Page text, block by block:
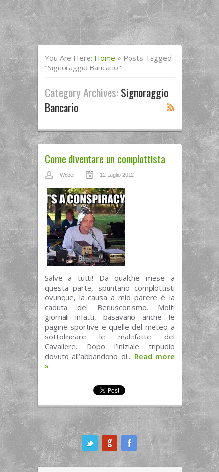
You Are Here: Home » Posts Tagged
"signoraggio Bancario"
Category Archives:Signoraggio
Bancario
Come diventare un complottista
Weber 12 Luglio 2012
Salve a tutti! Da qualche mese a
questa parte, spuntano complottisti
ovunque, la causa a mio parere è la
caduta del Berlusconismo. Molti
giornali infatti, basavano anche le
pagine sportive e quelle del meteo a
sottolineare le malefatte del
Cavaliere. Dopo l’iniziale tripudio
dovuto all’abbandono di... Read more
»